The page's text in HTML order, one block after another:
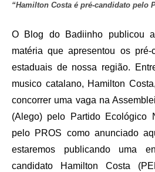
“Hamilton Costa é pré-candidato pelo
O Blog do Badiinho publicou
matéria que apresentou os pré-
estaduais de nossa região.
musico catalano, Hamilton
concorrer uma vaga na
(Alego) pelo Partido Ecológico
pelo PROS como anunciado
estaremos publicando uma
candidato Hamilton Costa